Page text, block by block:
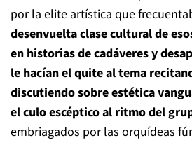
por la elite artística que
desenvuelta clase cultural de
en historias de cadáveres y
le hacían el quite al tema
discutiendo sobre estética
el culo escéptico al ritmo del
embriagados por las orquídeas